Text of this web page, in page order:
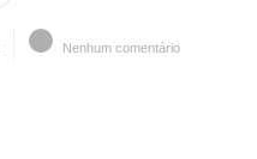
Nenhum comentário